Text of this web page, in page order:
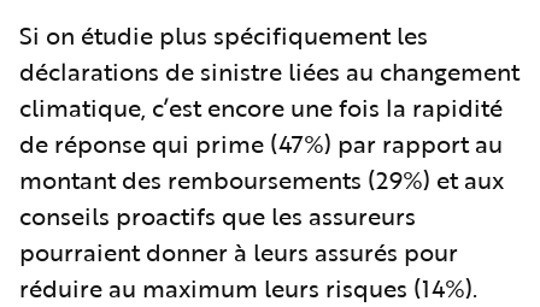
Si on étudie plus spécifiquement les
déclarations de sinistre liées au changement
climatique, c’est encore une fois la rapidité
de réponse qui prime (47%) par rapport au
montant des remboursements (29%) et aux
conseils proactifs que les assureurs
pourraient donner à leurs assurés pour
réduire au maximum leurs risques (14%).